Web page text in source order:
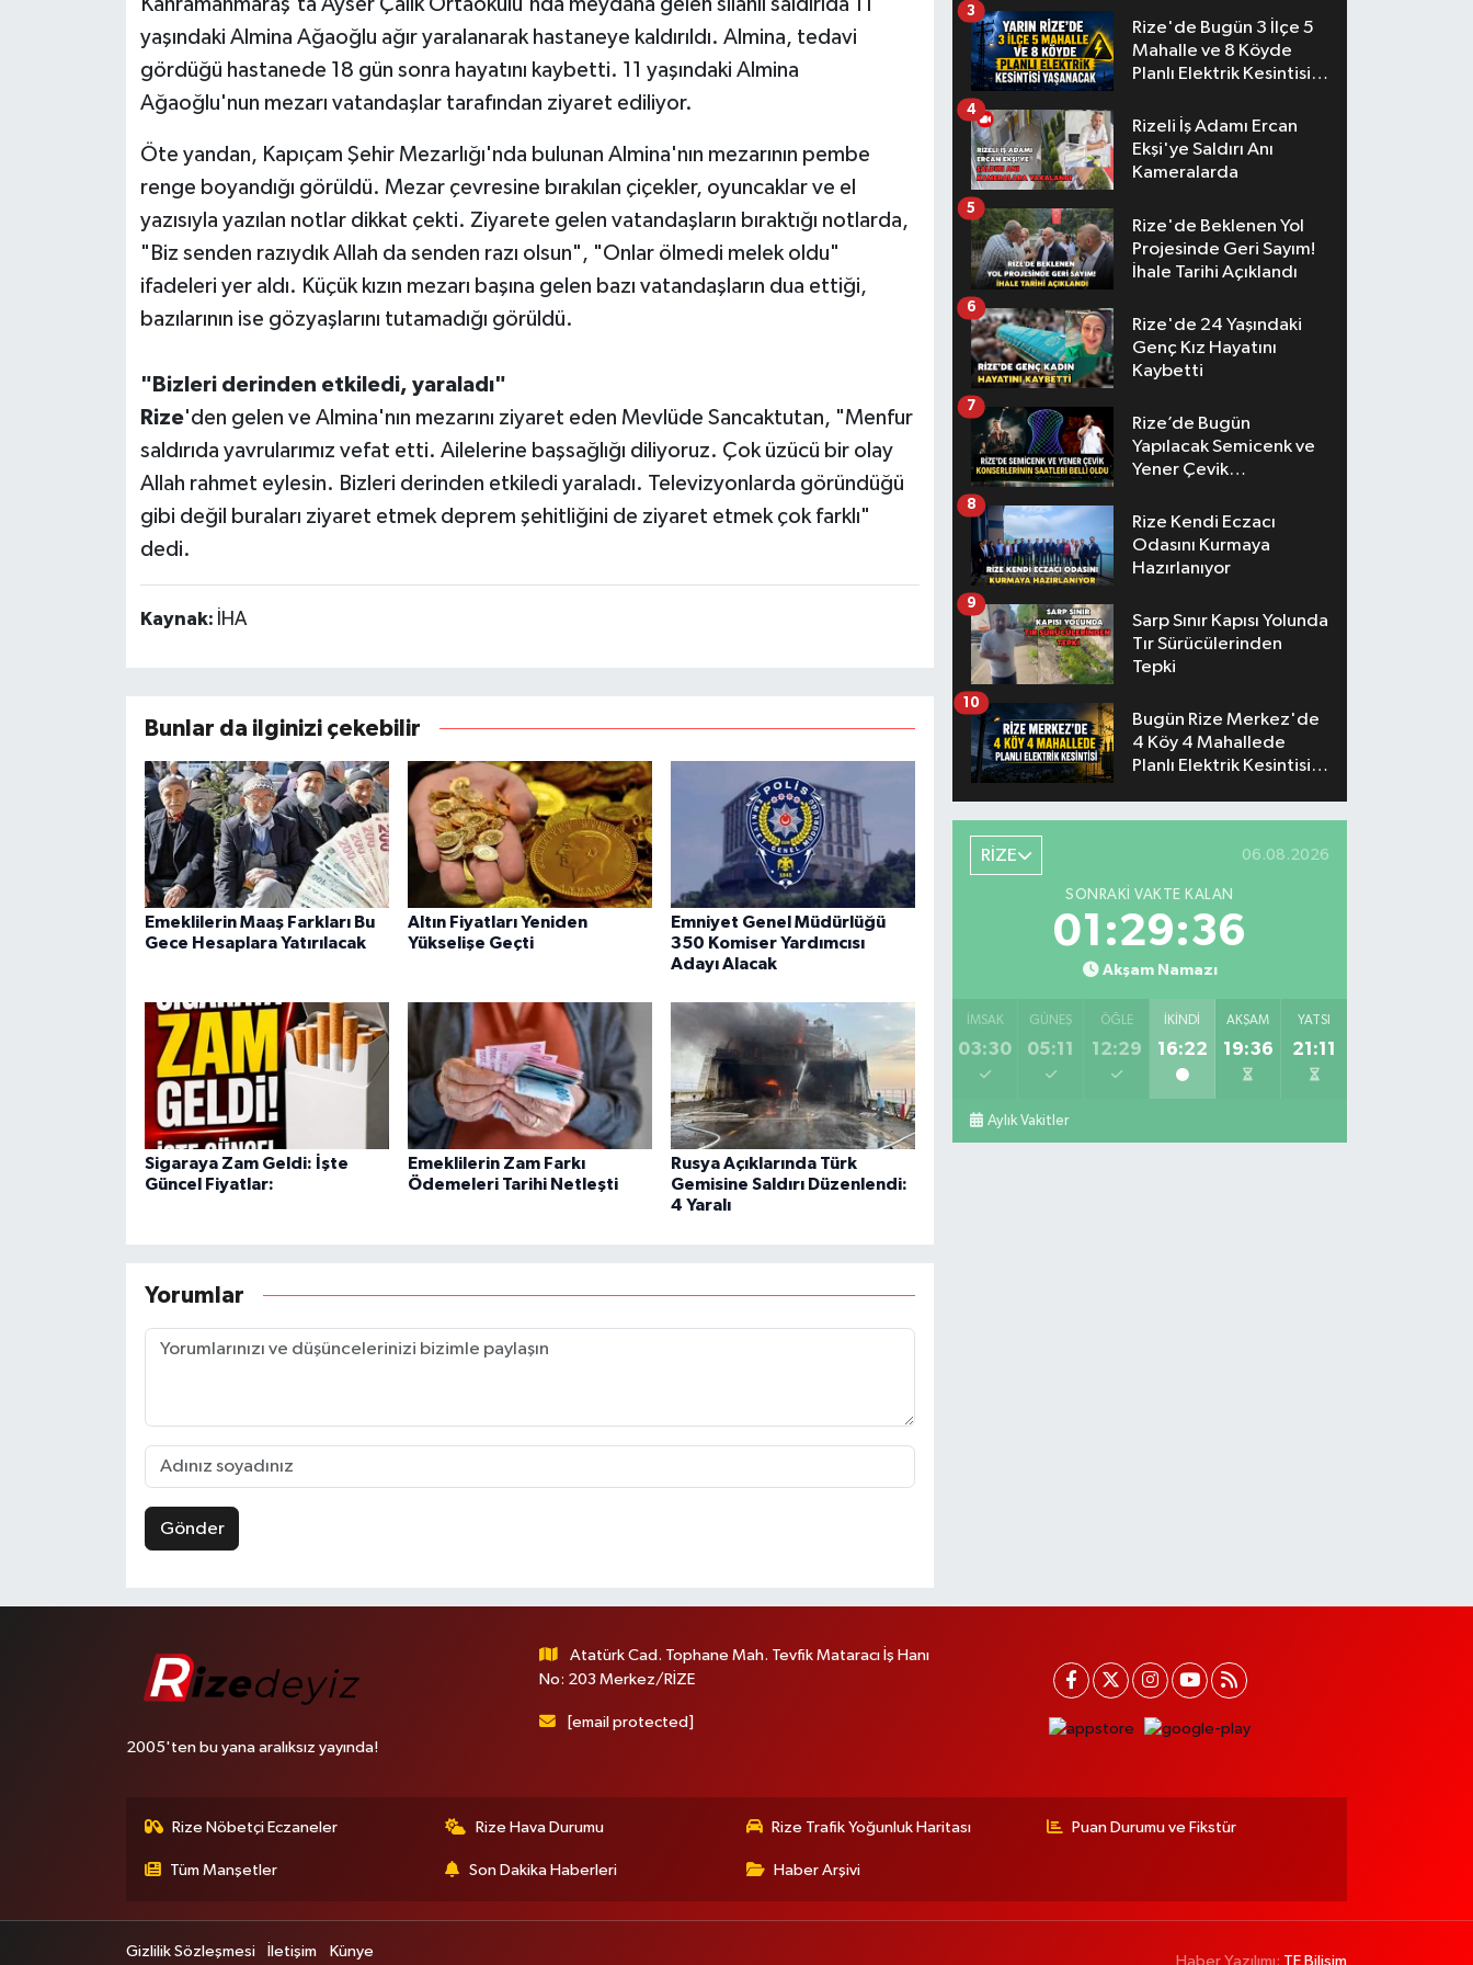
Kahramanmaraş'ta Ayser Çalık Ortaokulu'nda meydana gelen silahlı saldırıda 11
yaşındaki Almina Ağaoğlu ağır yaralanarak hastaneye kaldırıldı. Almina, tedavi
gördüğü hastanede 18 gün sonra hayatını kaybetti. 11 yaşındaki Almina
Ağaoğlu'nun mezarı vatandaşlar tarafından ziyaret ediliyor.
Öte yandan, Kapıçam Şehir Mezarlığı'nda bulunan Almina'nın mezarının pembe
renge boyandığı görüldü. Mezar çevresine bırakılan çiçekler, oyuncaklar ve el
yazısıyla yazılan notlar dikkat çekti. Ziyarete gelen vatandaşların bıraktığı notlarda,
"Biz senden razıydık Allah da senden razı olsun", "Onlar ölmedi melek oldu"
ifadeleri yer aldı. Küçük kızın mezarı başına gelen bazı vatandaşların dua ettiği,
bazılarının ise gözyaşlarını tutamadığı görüldü.
"Bizleri derinden etkiledi, yaraladı"
Rize'den gelen ve Almina'nın mezarını ziyaret eden Mevlüde Sancaktutan, "Menfur
saldırıda yavrularımız vefat etti. Ailelerine başsağlığı diliyoruz. Çok üzücü bir olay
Allah rahmet eylesin. Bizleri derinden etkiledi yaraladı. Televizyonlarda göründüğü
gibi değil buraları ziyaret etmek deprem şehitliğini de ziyaret etmek çok farklı"
dedi.
Kaynak: İHA
Bunlar da ilginizi çekebilir
Emeklilerin Maaş Farkları Bu
Gece Hesaplara Yatırılacak
Altın Fiyatları Yeniden
Yükselişe Geçti
Emniyet Genel Müdürlüğü
350 Komiser Yardımcısı
Adayı Alacak
Sigaraya Zam Geldi: İşte
Güncel Fiyatlar:
Emeklilerin Zam Farkı
Ödemeleri Tarihi Netleşti
Rusya Açıklarında Türk
Gemisine Saldırı Düzenlendi:
4 Yaralı
Yorumlar
Gönder
Rize'de Bugün 3 İlçe 5
Mahalle ve 8 Köyde
Planlı Elektrik Kesintisi
3
Rizeli İş Adamı Ercan
Ekşi'ye Saldırı Anı
Kameralarda
4
Rize'de Beklenen Yol
Projesinde Geri Sayım!
İhale Tarihi Açıklandı
5
Rize'de 24 Yaşındaki
Genç Kız Hayatını
Kaybetti
6
Rize’de Bugün
Yapılacak Semicenk ve
Yener Çevik
Belli Oldu
7
Rize Kendi Eczacı
Odasını Kurmaya
Hazırlanıyor
8
Sarp Sınır Kapısı Yolunda
Tır Sürücülerinden
Tepki
9
Bugün Rize Merkez'de
4 Köy 4 Mahallede
Planlı Elektrik Kesintisi
10
RİZE 06.08.2026
SONRAKI VAKTE KALAN
01:29:35
Akşam Namazı
İMSAK
03:30
GÜNEŞ
05:11
ÖĞLE
12:29
İKINDI
16:22
AKŞAM
19:36
YATSI
21:11
Aylık Vakitler
2005'ten bu yana aralıksız yayında!
Atatürk Cad. Tophane Mah. Tevfik Mataracı İş Hanı
No: 203 Merkez/RİZE
[email protected]
Rize Nöbetçi Eczaneler Rize Hava Durumu Rize Trafik Yoğunluk Haritası Puan Durumu ve Fikstür
Tüm Manşetler Son Dakika Haberleri Haber Arşivi
Gizlilik Sözleşmesi İletişim Künye
Haber Yazılımı: TE Bilişim